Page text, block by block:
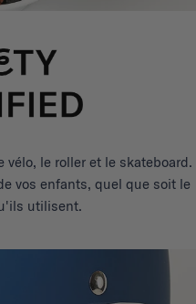
le roller et le skateboard.
vos enfants, quel que soit le
utilisent.